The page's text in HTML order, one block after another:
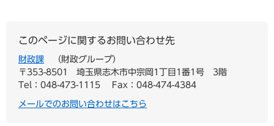
このページに関するお問い合わせ先
財政課
財政グループ
〒353-8501
埼玉県志木市中宗岡1丁目1番1号 3階
Tel：048-473-1115
Fax：048-474-4384
メールでのお問い合わせはこちら